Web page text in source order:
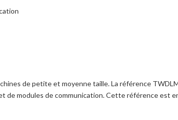
de petite et moyenne taille. La référence
de modules de communication. Cette référence est